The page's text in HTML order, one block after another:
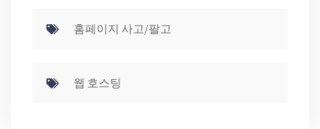
홈페이지 사고/팔고
웹 호스팅